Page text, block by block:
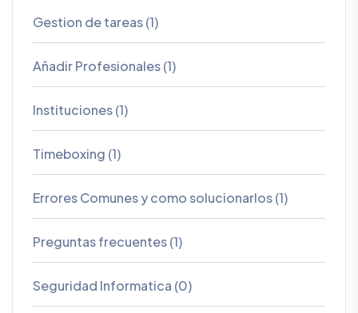
Gestion de tareas (1)
Añadir Profesionales (1)
Instituciones (1)
Timeboxing (1)
Errores Comunes y como solucionarlos (1)
Preguntas frecuentes (1)
Seguridad Informatica (0)